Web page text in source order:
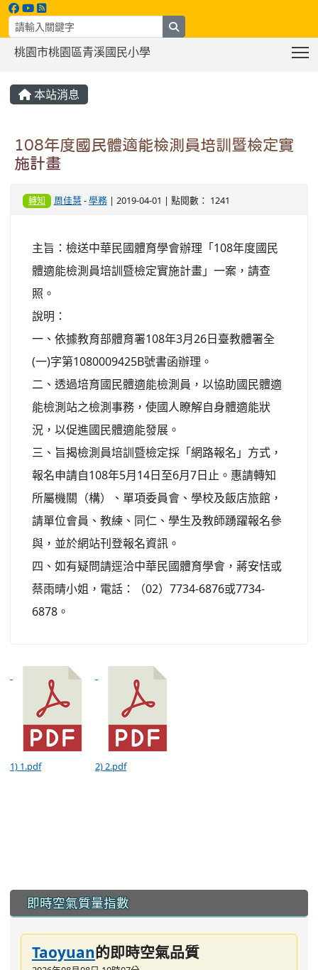
桃園市桃園區青溪國民小學
本站消息
108年度國民體適能檢測員培訓暨檢定實
施計畫
轉知 周佳慧 -學務| 2019-04-01 | 點閱數： 1241
主旨：檢送中華民國體育學會辦理「108年度國民
體適能檢測員培訓暨檢定實施計畫」一案，請查
照。
說明：
一、依據教育部體育署108年3月26日臺教體署全
(一)字第1080009425B號書函辦理。
二、透過培育國民體適能檢測員，以協助國民體適
能檢測站之檢測事務，使國人瞭解自身體適能狀
況，以促進國民體適能發展。
三、旨揭檢測員培訓暨檢定採「網路報名」方式，
報名申請自108年5月14日至6月7日止。惠請轉知
所屬機關（構）、單項委員會、學校及飯店旅館，
請單位會員、教練、同仁、學生及教師踴躍報名參
與，並於網站刊登報名資訊。
四、如有疑問請逕洽中華民國體育學會，蔣安恬或
蔡雨晴小姐，電話：（02）7734-6876或7734-
6878。
1) 1.pdf 2) 2.pdf
::: 即時空氣質量指數
Taoyuan的即時空氣品質